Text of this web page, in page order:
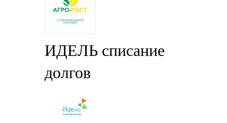
ИДЕЛЬ списание
долгов